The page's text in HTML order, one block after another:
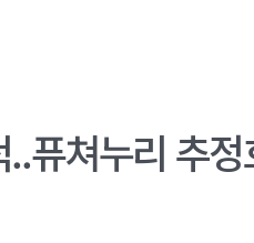
퓨쳐누리 추